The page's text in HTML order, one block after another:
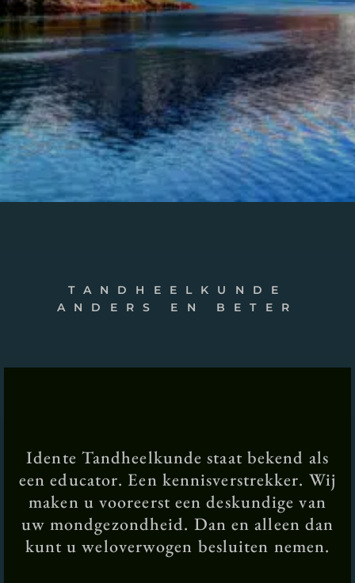
TANDHEELKUNDE
ANDERS EN BETER
Idente Tandheelkunde staat bekend als
een educator. Een kennisverstrekker. Wij
maken u vooreerst een deskundige van
uw mondgezondheid. Dan en alleen dan
kunt u weloverwogen besluiten nemen.